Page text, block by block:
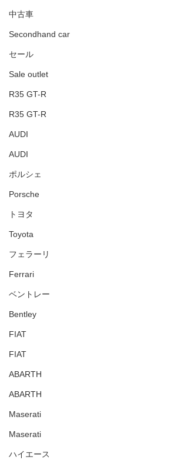
中古車
Secondhand car
セール
Sale outlet
R35 GT-R
R35 GT-R
AUDI
AUDI
ポルシェ
Porsche
トヨタ
Toyota
フェラーリ
Ferrari
ベントレー
Bentley
FIAT
FIAT
ABARTH
ABARTH
Maserati
Maserati
ハイエース